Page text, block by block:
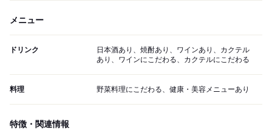
メニュー
ドリンク
日本酒あり、焼酎あり、ワインあり、カクテル
あり、ワインにこだわる、カクテルにこだわる
料理 野菜料理にこだわる、健康・美容メニューあり
特徴・関連情報